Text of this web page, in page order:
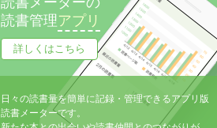
読書管理アプリ
詳しくはこちら
日々の読書量を簡単に記録・管理できるアプリ版
読書メーターです。